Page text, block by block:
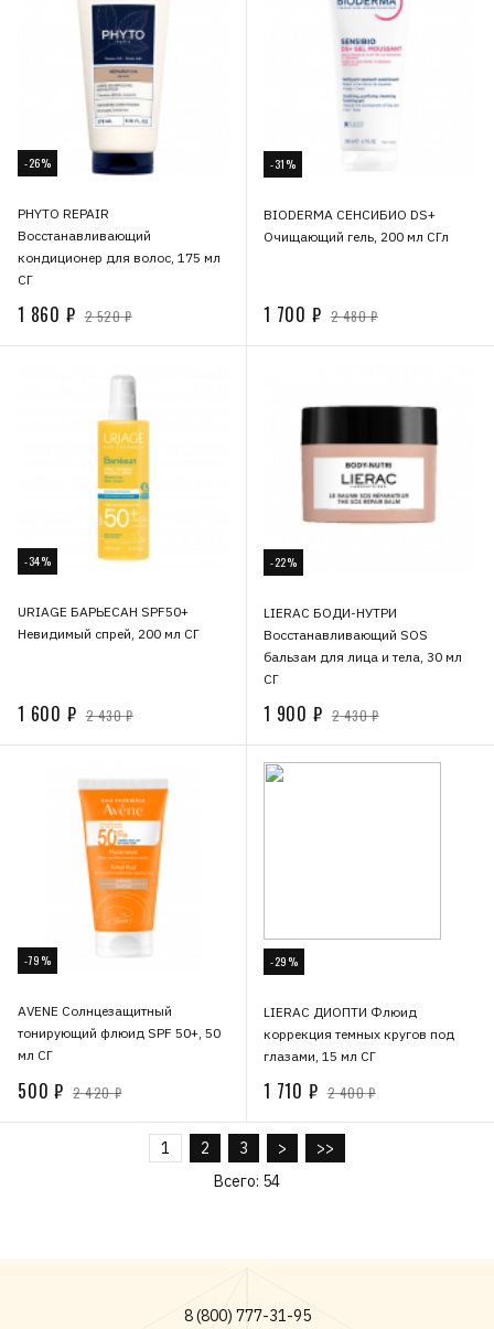
-26%
PHYTO REPAIR
Восстанавливающий
кондиционер для волос, 175 мл
СГ
1 860 ₽ 2 520 ₽
-31%
BIODERMA СЕНСИБИО DS+
Очищающий гель, 200 мл СГл
1 700 ₽ 2 480 ₽
-34%
URIAGE БАРЬЕСАН SPF50+
Невидимый спрей, 200 мл СГ
1 600 ₽ 2 430 ₽
-22%
LIERAC БОДИ-НУТРИ
Восстанавливающий SOS
бальзам для лица и тела, 30 мл
СГ
1 900 ₽ 2 430 ₽
-79%
AVENE Солнцезащитный
тонирующий флюид SPF 50+, 50
мл СГ
500 ₽ 2 420 ₽
-29%
LIERAC ДИОПТИ Флюид
коррекция темных кругов под
глазами, 15 мл СГ
1 710 ₽ 2 400 ₽
1 2 3 >
>>
Всего: 54
8 (800) 777-31-95